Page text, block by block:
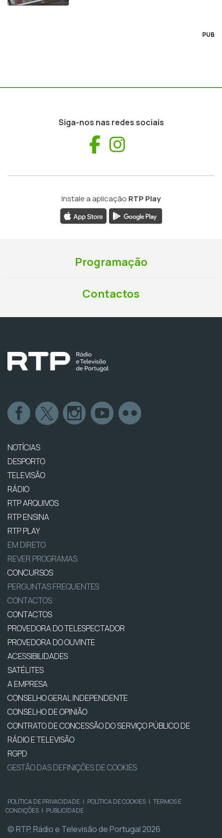
PUB
Siga-nos nas redes sociais
Facebook
Instale a aplicação RTP Play
Programação
Contactos
NOTÍCIAS
DESPORTO
TELEVISÃO
RÁDIO
RTP ARQUIVOS
RTP ENSINA
RTP PLAY
EM DIRETO
REVER PROGRAMAS
CONCURSOS
PERGUNTAS FREQUENTES
CONTACTOS
CONTACTOS
PROVEDORA DO TELESPECTADOR
PROVEDORA DO OUVINTE
ACESSIBILIDADES
SATÉLITES
A EMPRESA
CONSELHO GERAL INDEPENDENTE
CONSELHO DE OPINIÃO
CONTRATO DE CONCESSÃO DO SERVIÇO PÚBLICO DE
RÁDIO E TELEVISÃO
RGPD
GESTÃO DAS DEFINIÇÕES DE COOKIES
POLÍTICA DE PRIVACIDADE | POLÍTICA DE COOKIES | TERMOS E
CONDIÇÕES | PUBLICIDADE
© RTP, Rádio e Televisão de Portugal 2026